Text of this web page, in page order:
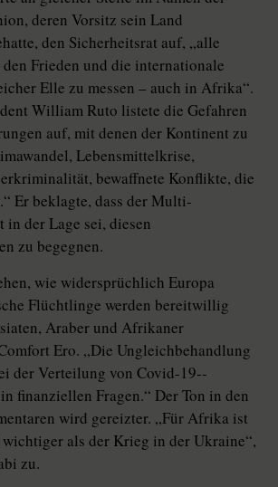
deren Vorsitz sein Land
den Sicherheitsrat auf, „alle
Frieden und die internationale
Elle zu messen – auch in Afrika“.
William Ruto listete die Gefahren
auf, mit denen der Kontinent zu
Lebensmittelkrise,
bewaffnete Konflikte, die
Er beklagte, dass der Multi­
der Lage sei, diesen
zu begegnen.
wie widersprüchlich Europa
Flüchtlinge werden bereitwillig
Araber und Afrikaner
Ero. „Die Ungleichbehandlung
der Verteilung von Covid-19-­
finanziellen Fragen.“ Der Ton in den
wird gereizter. „Für Afrika ist
als der Krieg in der Ukraine“,
zu.